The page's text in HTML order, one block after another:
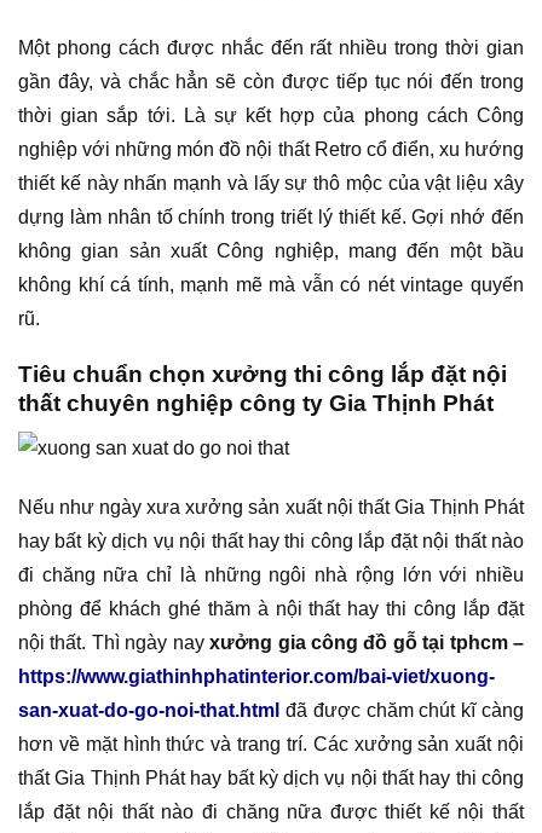
Một phong cách được nhắc đến rất nhiều trong thời gian
gần đây, và chắc hẳn sẽ còn được tiếp tục nói đến trong
thời gian sắp tới. Là sự kết hợp của phong cách Công
nghiệp với những món đồ nội thất Retro cổ điển, xu hướng
thiết kế này nhấn mạnh và lấy sự thô mộc của vật liệu xây
dựng làm nhân tố chính trong triết lý thiết kế. Gợi nhớ đến
không gian sản xuất Công nghiệp, mang đến một bầu
không khí cá tính, mạnh mẽ mà vẫn có nét vintage quyến
rũ.
Tiêu chuẩn chọn xưởng thi công lắp đặt nội
thất chuyên nghiệp công ty Gia Thịnh Phát
Nếu như ngày xưa xưởng sản xuất nội thất Gia Thịnh Phát
hay bất kỳ dịch vụ nội thất hay thi công lắp đặt nội thất nào
đi chăng nữa chỉ là những ngôi nhà rộng lớn với nhiều
phòng để khách ghé thăm à nội thất hay thi công lắp đặt
nội thất. Thì ngày nayxưởng gia công đồ gỗ tại tphcm –
https://www.giathinhphatinterior.com/bai-viet/xuong-
san-xuat-do-go-noi-that.html đã được chăm chút kĩ càng
hơn về mặt hình thức và trang trí. Các xưởng sản xuất nội
thất Gia Thịnh Phát hay bất kỳ dịch vụ nội thất hay thi công
lắp đặt nội thất nào đi chăng nữa được thiết kế nội thất